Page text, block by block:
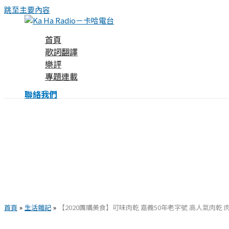
跳至主要內容
首頁
歌詞翻譯
樂評
專題連載
聯絡我們
首頁 生活雜記 【2020團購美食】可味肉乾 嘉義50年老字號 高人氣肉乾